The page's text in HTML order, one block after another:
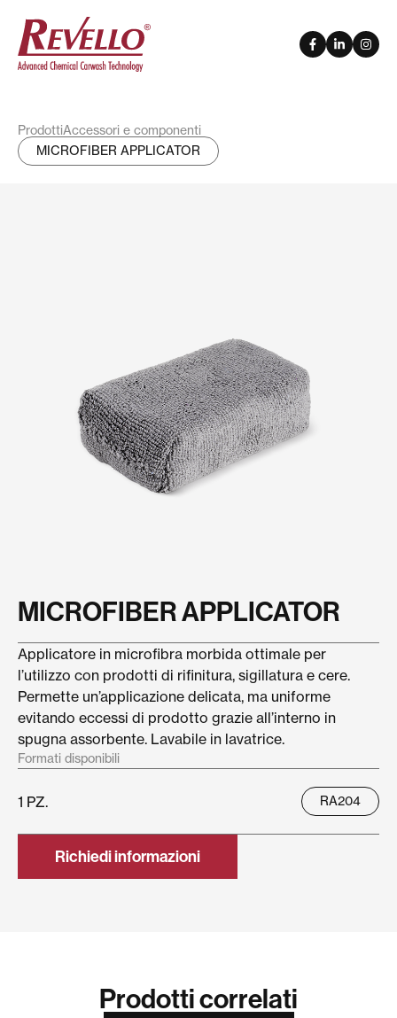
ProdottiAccessori e componenti
MICROFIBER APPLICATOR
MICROFIBER APPLICATOR
Applicatore in microfibra morbida ottimale per
l’utilizzo con prodotti di rifinitura, sigillatura e cere.
Permette un’applicazione delicata, ma uniforme
evitando eccessi di prodotto grazie all’interno in
spugna assorbente. Lavabile in lavatrice.
Formati disponibili
1 PZ. RA204
Richiedi informazioni
Prodotti correlati